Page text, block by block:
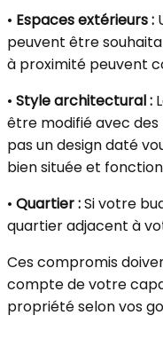
• Espaces extérieurs :
peuvent être
à proximité peuvent
• Style architectural :
être modifié avec des
pas un design daté
bien située et
• Quartier :Si votre
quartier adjacent à
Ces compromis
compte de votre
propriété selon vos